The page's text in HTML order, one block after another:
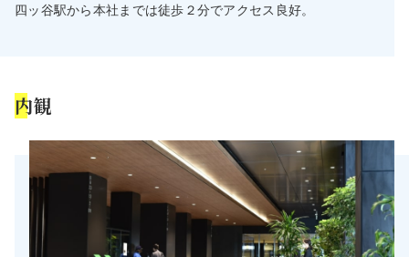
四ッ谷駅から本社までは徒歩２分でアクセス良好。
内観